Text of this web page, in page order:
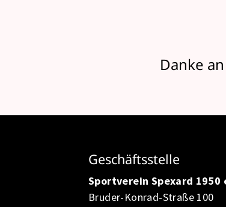
Danke
Geschäftsstelle
Sportverein Spexard 1950
Bruder-Konrad-Straße 100